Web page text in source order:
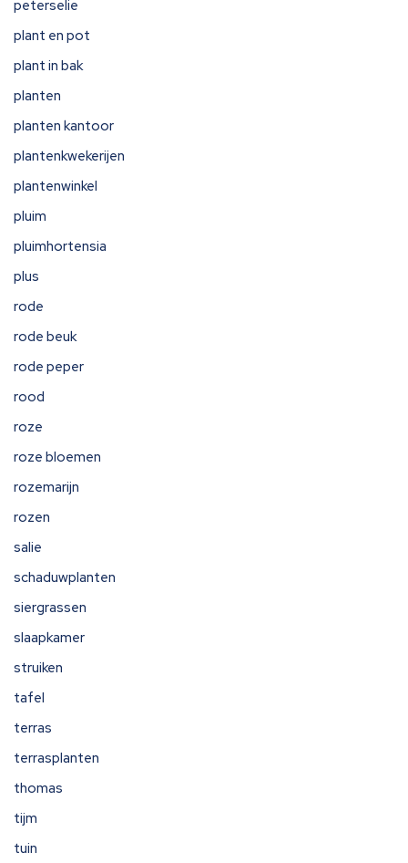
peterselie
plant en pot
plant in bak
planten
planten kantoor
plantenkwekerijen
plantenwinkel
pluim
pluimhortensia
plus
rode
rode beuk
rode peper
rood
roze
roze bloemen
rozemarijn
rozen
salie
schaduwplanten
siergrassen
slaapkamer
struiken
tafel
terras
terrasplanten
thomas
tijm
tuin